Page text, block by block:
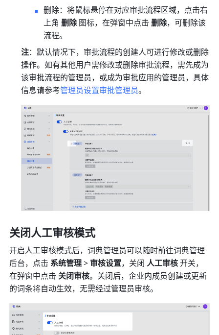
删除：将鼠标悬停在对应审批流程区域，点击右
上角 删除 图标，在弹窗中点击 删除，可删除该
流程。
注：默认情况下，审批流程的创建人可进行修改或删除
操作。如有其他用户需修改或删除审批流程，需先成为
该审批流程的管理员，或成为审批应用的管理员，具体
信息请参考管理员设置审批管理员。
关闭人工审核模式
开启人工审核模式后，词典管理员可以随时前往词典管理
后台，点击 系统管理 > 审核设置，关闭 人工审核 开关，
在弹窗中点击 关闭审核。关闭后，企业内成员创建或更新
的词条将自动生效，无需经过管理员审核。